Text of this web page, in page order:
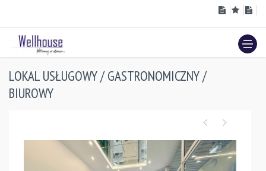
LOKAL USŁUGOWY / GASTRONOMICZNY /
BIUROWY